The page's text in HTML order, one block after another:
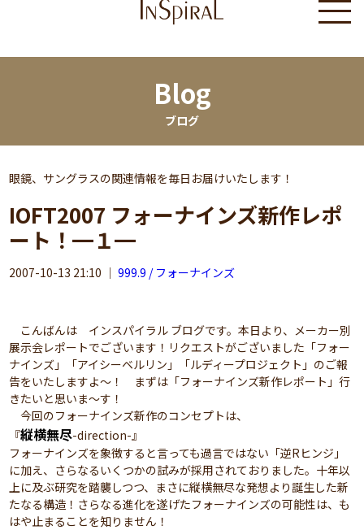
Blog
ブログ
眼鏡、サングラスの関連情報を毎日お届けいたします！
IOFT2007 フォーナインズ新作レポ
ート！━１━
2007-10-13 21:10 ｜999.9 / フォーナインズ
こんばんは インスパイラル ブログです。本日より、メーカー別
展示会レポートでございます！リクエストがございました「フォー
ナインズ」「アイシーベルリン」「ルディープロジェクト」のご報
告をいたしますよ～！ まずは「フォーナインズ新作レポート」行
きたいと思いま～す！
今回のフォーナインズ新作のコンセプトは、
『縦横無尽-direction-』
フォーナインズを象徴すると言っても過言ではない「逆Rヒンジ」
に加え、さらなるいくつかの試みが採用されておりました。十年以
上に及ぶ研究を踏襲しつつ、まさに縦横無尽な発想より誕生した新
たなる構造！さらなる進化を遂げたフォーナインズの可能性は、も
はや止まることを知りません！